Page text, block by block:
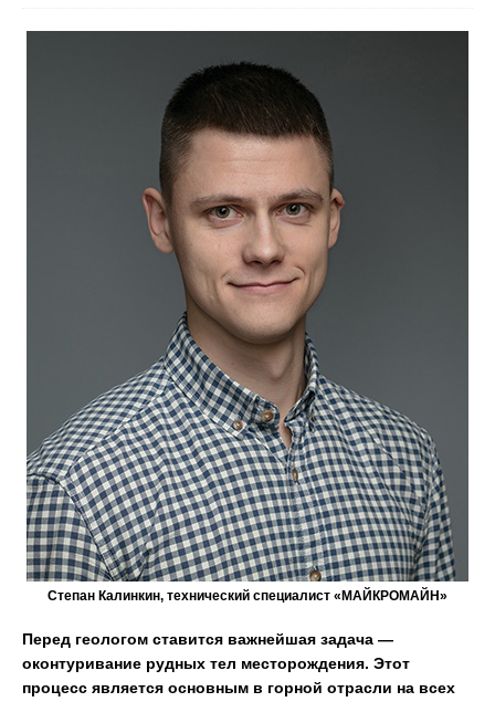
Степан Калинкин, технический специалист «МАЙКРОМАЙН»
Перед геологом ставится важнейшая задача —
оконтуривание рудных тел месторождения. Этот
процесс является основным в горной отрасли на всех